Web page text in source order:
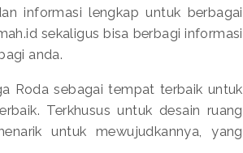
informasi lengkap untuk berbagai
sekaligus bisa berbagi informasi
anda.
Roda sebagai tempat terbaik untuk
Terkhusus untuk desain ruang
untuk mewujudkannya, yang